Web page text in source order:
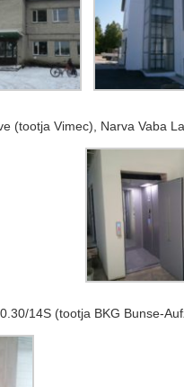
(tootja Vimec), Narva Vaba
14S (tootja BKG Bunse-